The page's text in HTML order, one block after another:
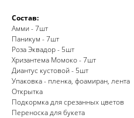
Состав:
Амми - 7шт
Паникум - 7шт
Роза Эквадор - 5шт
Хризантема Момоко - 7шт
Диантус кустовой - 5шт
Упаковка - пленка, фоамиран, лента
Открытка
Подкормка для срезанных цветов
Переноска для букета